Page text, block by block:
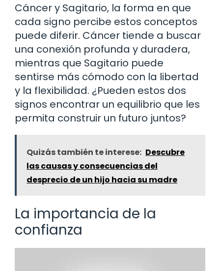
Cáncer y Sagitario, la forma en que
cada signo percibe estos conceptos
puede diferir. Cáncer tiende a buscar
una conexión profunda y duradera,
mientras que Sagitario puede
sentirse más cómodo con la libertad
y la flexibilidad. ¿Pueden estos dos
signos encontrar un equilibrio que les
permita construir un futuro juntos?
Quizás también te interese: Descubre
las causas y consecuencias del
desprecio de un hijo hacia su madre
La importancia de la
confianza